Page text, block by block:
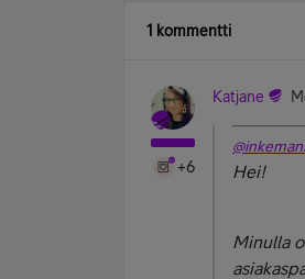
1 kommentti
+6
Katjane
Hei!
Minulla